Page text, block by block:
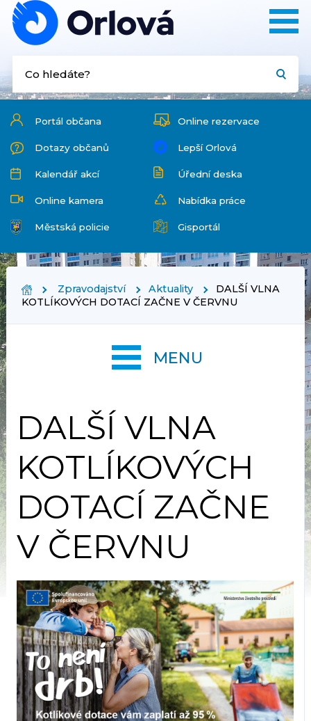
Portál občana Online rezervace
Dotazy občanů Lepší Orlová
Kalendář akcí Úřední deska
Online kamera Nabídka práce
Městská policie Gisportál
Zpravodajství Aktuality
DALŠÍ VLNA
KOTLÍKOVÝCH DOTACÍ ZAČNE V ČERVNU
DALŠÍ VLNA
KOTLÍKOVÝCH
DOTACÍ ZAČNE
V ČERVNU
MENU